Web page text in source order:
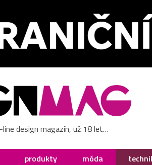
design magazín, už 18 let…
produkty móda